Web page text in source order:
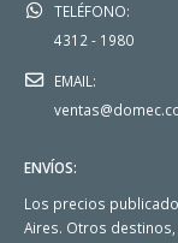
TELÉFONO:
4312 - 1980
EMAIL:
ENVÍOS:
Los precios
Aires. Otros